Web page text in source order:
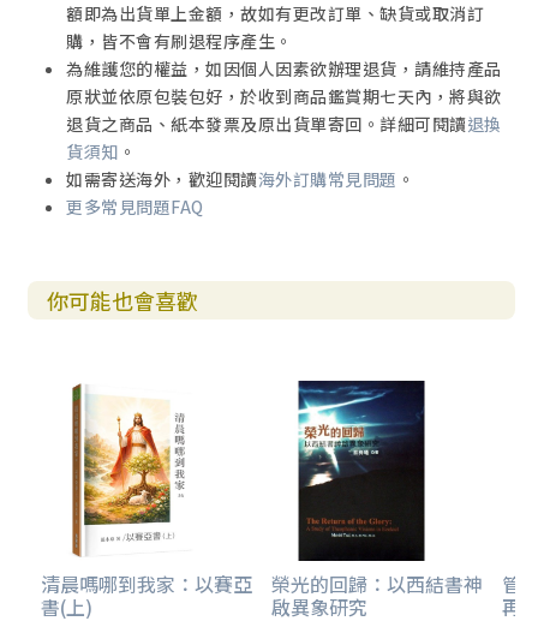
第六章 先知書的信息（一）
6.1. 以賽亞書
6.1.1. 寫作背景
6.1.2. 主題信息
6.2. 耶利米書
6.2.1. 寫作背景
6.2.2. 主題信息
6.3. 耶利米哀歌
6.3.2. 主題信息
6.4. 以西結書
6.5. 但以理書
6.5.1. 寫作背景
6.5.2. 主題信息
第七章 先知書的信息（二）
7.1. 何西阿書
7.1.1. 寫作背景
7.1.2. 主題信息
7.2. 約珥書
額即為出貨單上金額，故如有更改訂單、缺貨或取消訂
購，皆不會有刷退程序產生。
為維護您的權益，如因個人因素欲辦理退貨，請維持產品
原狀並依原包裝包好，於收到商品鑑賞期七天內，將與欲
退貨之商品、紙本發票及原出貨單寄回。詳細可閱讀退換
貨須知 。
如需寄送海外，歡迎閱讀海外訂購常見問題 。
更多常見問題FAQ
你可能也會喜歡
清晨嗎哪到我家：以賽亞
書(上)
榮光的回歸：以西結書神
啟異象研究
管
再